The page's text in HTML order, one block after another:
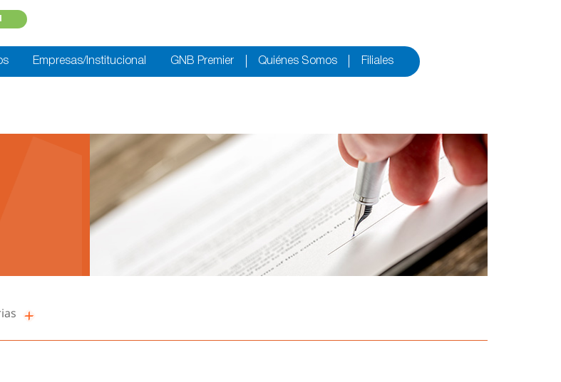
Empresas/Institucional GNB Premier Quiénes Somos Filiales